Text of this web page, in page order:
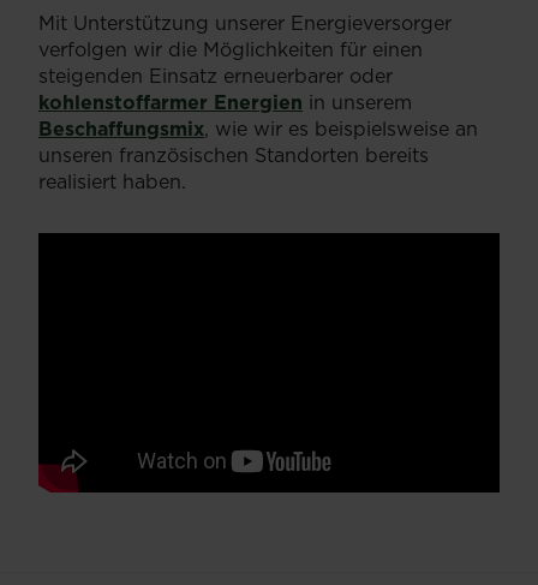
Mit Unterstützung unserer Energieversorger
verfolgen wir die Möglichkeiten für einen
steigenden Einsatz erneuerbarer oder
kohlenstoffarmer Energien in unserem
Beschaffungsmix, wie wir es beispielsweise an
unseren französischen Standorten bereits
realisiert haben.